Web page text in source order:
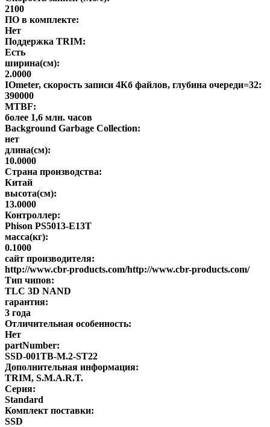
2100
ПО в комплекте:
Нет
Поддержка TRIM:
Есть
ширина(см):
2.0000
IOmeter, скорость записи 4Кб файлов, глубина очереди=32:
390000
MTBF:
более 1,6 млн. часов
Background Garbage Collection:
нет
длина(см):
10.0000
Страна производства:
Китай
высота(см):
13.0000
Контроллер:
Phison PS5013-E13T
масса(кг):
0.1000
сайт производителя:
http://www.cbr-products.com/http://www.cbr-products.com/
Тип чипов:
TLC 3D NAND
гарантия:
3 года
Отличительная особенность:
Нет
partNumber:
SSD-001TB-M.2-ST22
Дополнительная информация:
TRIM, S.M.A.R.T.
Серия:
Standard
Комплект поставки:
SSD